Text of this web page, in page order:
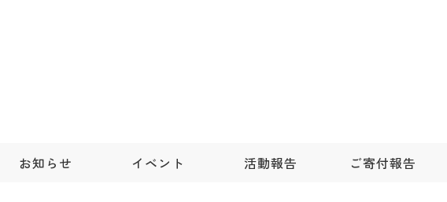
お知らせ イベント 活動報告 ご寄付報告